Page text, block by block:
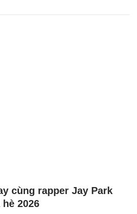
cùng rapper Jay Park
2026